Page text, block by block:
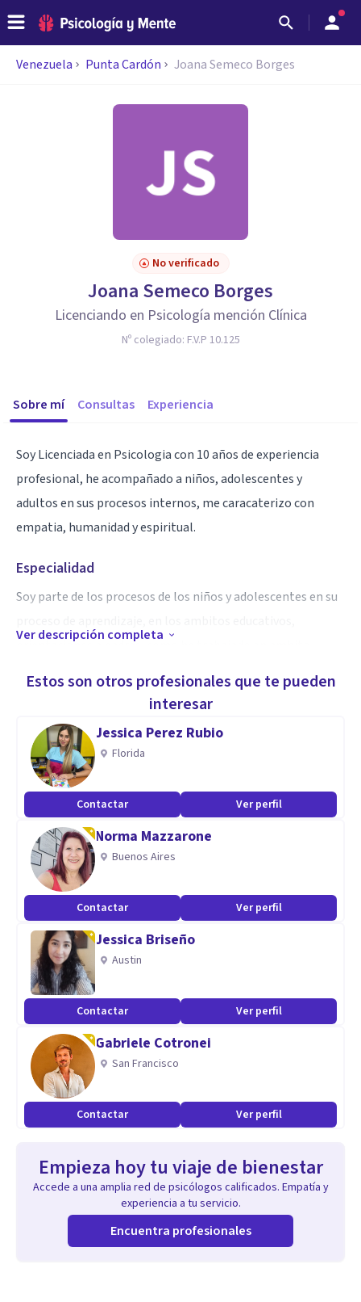
Venezuela Punta Cardón Joana Semeco Borges
No verificado
Joana Semeco Borges
Licenciando en Psicología mención Clínica
Nº colegiado: F.V.P 10.125
Sobre mí Consultas Experiencia
Soy Licenciada en Psicologia con 10 años de experiencia
profesional, he acompañado a niños, adolescentes y
adultos en sus procesos internos, me caracaterizo con
empatia, humanidad y espiritual.
Especialidad
Soy parte de los procesos de los niños y adolescentes en su
orientaciones a padres, como he trabajado en ambito
recursos, y en el ámbito privado practicante de la terapia
Estres postraumatico, ansiedad y Trastorno del
Neurodesarrollo
Aptitudes
Observadora
Humana
Introspectiva
Sabia
Ver descripción completa
Estos son otros profesionales que te pueden
interesar
Jessica Perez Rubio
Florida
Contactar Ver perfil
Norma Mazzarone
Buenos Aires
Contactar Ver perfil
Jessica Briseño
Austin
Contactar Ver perfil
Gabriele Cotronei
San Francisco
Contactar Ver perfil
Empieza hoy tu viaje de bienestar
Accede a una amplia red de psicólogos calificados. Empatía y
experiencia a tu servicio.
Encuentra profesionales